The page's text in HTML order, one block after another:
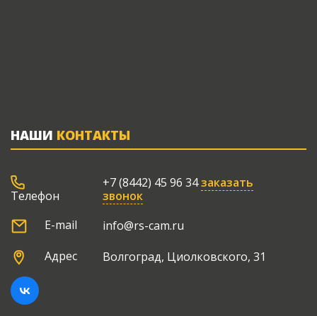
НАШИ КОНТАКТЫ
Телефон
+7 (8442) 45 96 34заказать
звонок
E-mail
info@rs-cam.ru
Адрес
Волгоград, Циолковского, 31